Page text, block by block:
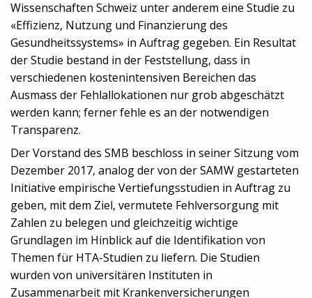
Wissenschaften Schweiz unter anderem eine Studie zu
«Effizienz, Nutzung und Finanzierung des
Gesundheitssystems» in Auftrag gegeben. Ein Resultat
der Studie bestand in der Feststellung, dass in
verschiedenen kostenintensiven Bereichen das
Ausmass der Fehlallokationen nur grob abgeschätzt
werden kann; ferner fehle es an der notwendigen
Transparenz.
Der Vorstand des SMB beschloss in seiner Sitzung vom
Dezember 2017, analog der von der SAMW gestarteten
Initiative empirische Vertiefungsstudien in Auftrag zu
geben, mit dem Ziel, vermutete Fehlversorgung mit
Zahlen zu belegen und gleichzeitig wichtige
Grundlagen im Hinblick auf die Identifikation von
Themen für HTA-Studien zu liefern. Die Studien
wurden von universitären Instituten in
Zusammenarbeit mit Krankenversicherungen